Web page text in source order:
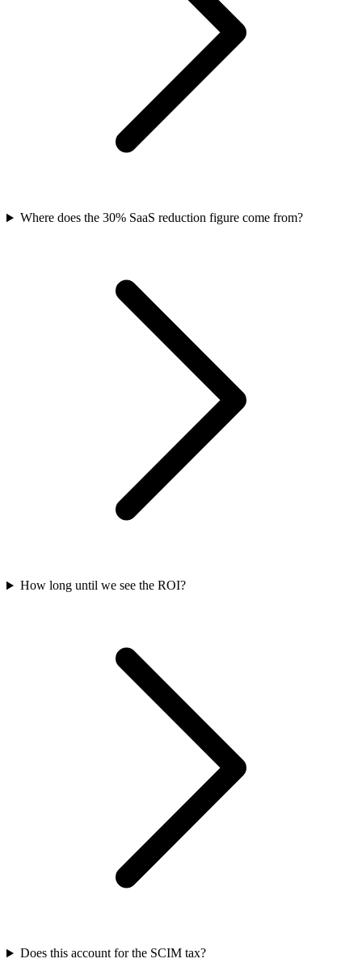
Where does the 30% SaaS reduction figure come from?
How long until we see the ROI?
Does this account for the SCIM tax?